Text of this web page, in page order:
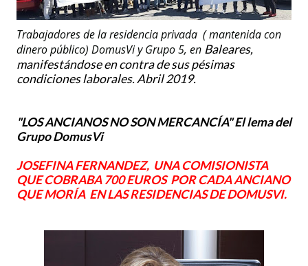
Trabajadores de la residencia privada ( mantenida con
dinero público) DomusVi y Grupo 5, en Baleares,
manifestándose en contra de sus pésimas
condiciones laborales. Abril 2019.
"LOS ANCIANOS NO SON MERCANCÍA" El lema del
Grupo DomusVi
JOSEFINA FERNANDEZ, UNA COMISIONISTA
QUE COBRABA 700 EUROS POR CADA ANCIANO
QUE MORÍA EN LAS RESIDENCIAS DE DOMUSVI.